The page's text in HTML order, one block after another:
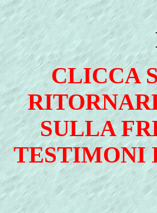
CLICCA
SULLA
TESTIMONI